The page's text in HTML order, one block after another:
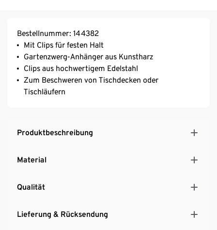
Bestellnummer: 144382
Mit Clips für festen Halt
Gartenzwerg-Anhänger aus Kunstharz
Clips aus hochwertigem Edelstahl
Zum Beschweren von Tischdecken oder
Tischläufern
Produktbeschreibung
Material
Qualität
Lieferung & Rücksendung